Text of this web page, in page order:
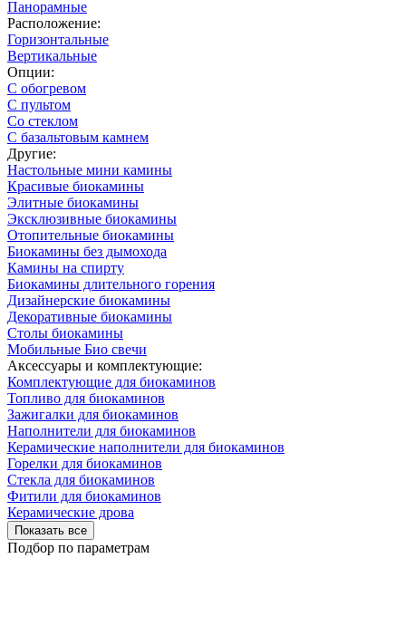
Панорамные
Расположение:
Горизонтальные
Вертикальные
Опции:
С обогревом
С пультом
Со стеклом
С базальтовым камнем
Другие:
Настольные мини камины
Красивые биокамины
Элитные биокамины
Эксклюзивные биокамины
Отопительные биокамины
Биокамины без дымохода
Камины на спирту
Биокамины длительного горения
Дизайнерские биокамины
Декоративные биокамины
Столы биокамины
Мобильные Био свечи
Аксессуары и комплектующие:
Комплектующие для биокаминов
Топливо для биокаминов
Зажигалки для биокаминов
Наполнители для биокаминов
Керамические наполнители для биокаминов
Горелки для биокаминов
Стекла для биокаминов
Фитили для биокаминов
Керамические дрова
Показать все
Подбор по параметрам